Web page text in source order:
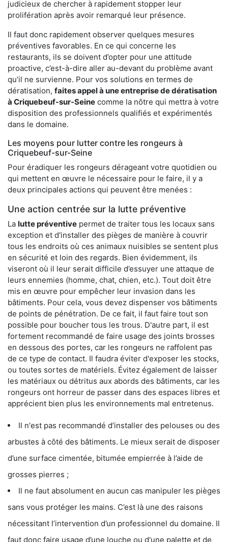
judicieux de chercher à rapidement stopper leur
prolifération après avoir remarqué leur présence.
Il faut donc rapidement observer quelques mesures
préventives favorables. En ce qui concerne les
restaurants, ils se doivent d’opter pour une attitude
proactive, c’est-à-dire aller au-devant du problème avant
qu’il ne survienne. Pour vos solutions en termes de
dératisation, faites appel à une entreprise de dératisation
à Criquebeuf-sur-Seine comme la nôtre qui mettra à votre
disposition des professionnels qualifiés et expérimentés
dans le domaine.
Les moyens pour lutter contre les rongeurs à
Criquebeuf-sur-Seine
Pour éradiquer les rongeurs dérageant votre quotidien ou
qui mettent en œuvre le nécessaire pour le faire, il y a
deux principales actions qui peuvent être menées :
Une action centrée sur la lutte préventive
La lutte préventive permet de traiter tous les locaux sans
exception et d'installer des pièges de manière à couvrir
tous les endroits où ces animaux nuisibles se sentent plus
en sécurité et loin des regards. Bien évidemment, ils
viseront où il leur serait difficile d’essuyer une attaque de
leurs ennemies (homme, chat, chien, etc.). Tout doit être
mis en œuvre pour empêcher leur invasion dans les
bâtiments. Pour cela, vous devez dispenser vos bâtiments
de points de pénétration. De ce fait, il faut faire tout son
possible pour boucher tous les trous. D'autre part, il est
fortement recommandé de faire usage des joints brosses
en dessous des portes, car les rongeurs ne raffolent pas
de ce type de contact. Il faudra éviter d'exposer les stocks,
ou toutes sortes de matériels. Évitez également de laisser
les matériaux ou détritus aux abords des bâtiments, car les
rongeurs ont horreur de passer dans des espaces libres et
apprécient bien plus les environnements mal entretenus.
Il n'est pas recommandé d’installer des pelouses ou des
arbustes à côté des bâtiments. Le mieux serait de disposer
d’une surface cimentée, bitumée empierrée à l’aide de
grosses pierres ;
Il ne faut absolument en aucun cas manipuler les pièges
sans vous protéger les mains. C’est là une des raisons
nécessitant l’intervention d’un professionnel du domaine. Il
faut donc faire usage d’une louche ou d'une palette et de